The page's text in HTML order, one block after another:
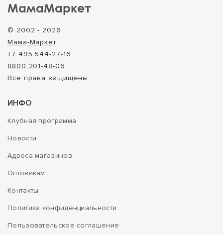
МамаМаркет
© 2002 - 2026
Мама-Маркет
+7 495 544-27-16
8800 201-48-06
Все права защищены.
ИНФО
Клубная программа
Новости
Адреса магазинов
Оптовикам
Контакты
Политика конфиденциальности
Пользовательское соглашение